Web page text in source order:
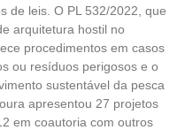
de leis. O PL 532/2022, que
arquitetura hostil no
procedimentos em casos
ou resíduos perigosos e o
sustentável da pesca
apresentou 27 projetos
em coautoria com outros